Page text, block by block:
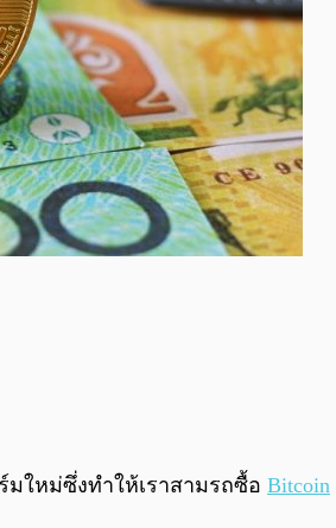
ใหม่ซึ่งทำให้เราสามรถซื้อ Bitcoin